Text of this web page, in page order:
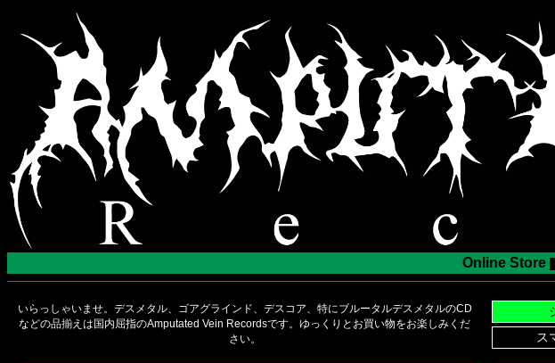
Online Store
いらっしゃいませ。デスメタル、ゴアグラインド、デスコア、特にブルータルデスメタルのCD
などの品揃えは国内屈指のAmputated Vein Recordsです。ゆっくりとお買い物をお楽しみくだ
さい。